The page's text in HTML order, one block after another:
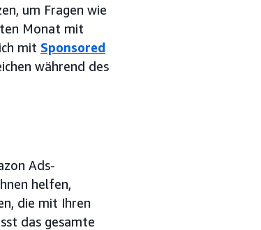
um Fragen wie
Monat mit
mit Sponsored
während des
Ads-
helfen,
die mit Ihren
das gesamte